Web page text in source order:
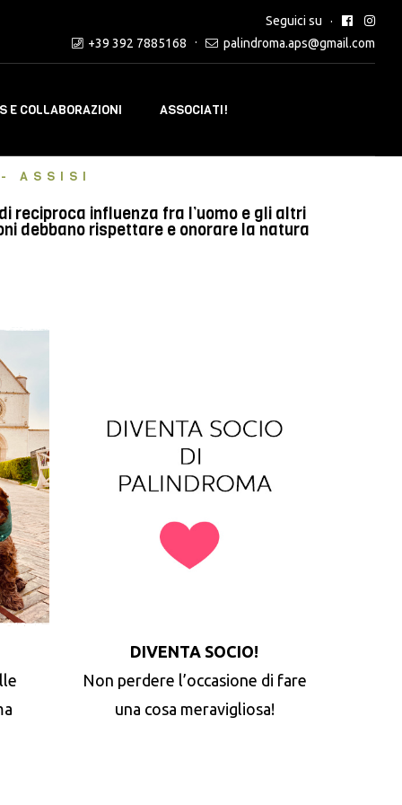
Seguici su
+39 392 7885168
palindroma.aps@gmail.com
E COLLABORAZIONI ASSOCIATI!
ASSISI
reciproca influenza fra l’uomo e gli altri
debbano rispettare e onorare la natura
DIVENTA SOCIO!
Non perdere l’occasione di fare
una cosa meravigliosa!